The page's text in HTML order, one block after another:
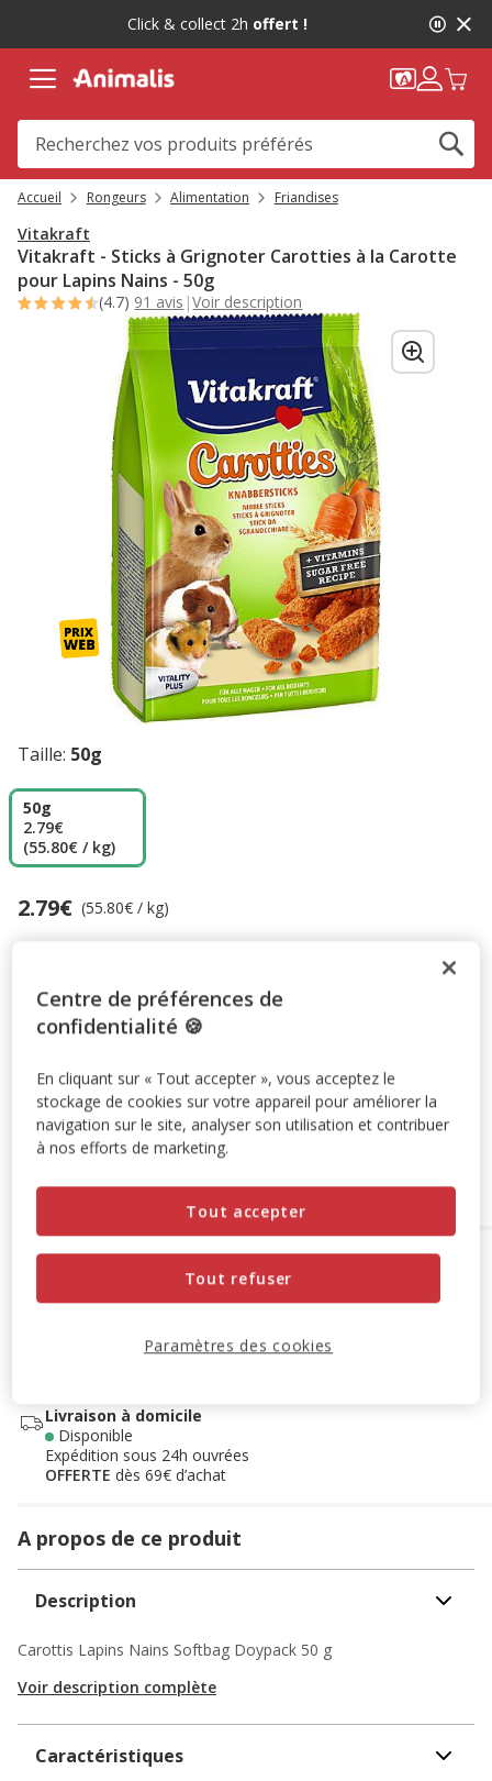
message,
Click & collect 2h offert !
Accueil Rongeurs Alimentation Friandises
Vitakraft
Vitakraft - Sticks à Grignoter Carotties à la Carotte
pour Lapins Nains - 50g
(4.7) 91 avis |Voir description
Taille: 50g
50g
2.79€
(55.80€ / kg)
-10% sur votre première commande* avec votre Carte
Animalis. Offre non cumulable aux autres promotions en
Code: WELCOME10 Copier
Prix 2.79€, 55.80 EUR par kg
2.79€ (55.80€ / kg)
Options de livraison Détails livraison
Retrait en magasin
Voir la disponibilité en magasin
Retrait dans 2hOFFERT
Livraison à domicile
Disponible
Expédition sous 24h ouvrées
OFFERTE dès 69€ d’achat
A propos de ce produit
Description
Carottis Lapins Nains Softbag Doypack 50 g
Voir description complète
Caractéristiques
Centre de préférences de
confidentialité 🍪
En cliquant sur « Tout accepter », vous acceptez le
stockage de cookies sur votre appareil pour améliorer la
navigation sur le site, analyser son utilisation et contribuer
à nos efforts de marketing.
Tout refuser
Tout accepter
Paramètres des cookies